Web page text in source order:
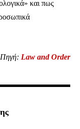
μέρος της
και πως
Πηγή: Law and Order